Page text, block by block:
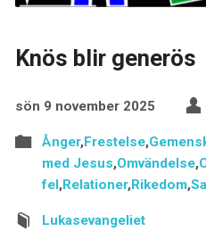
Knös blir generös
sön 9 november 2025
Ånger,Frestelse,
med Jesus,Omvändelse,
fel,Relationer,Rikedom,
Lukasevangeliet